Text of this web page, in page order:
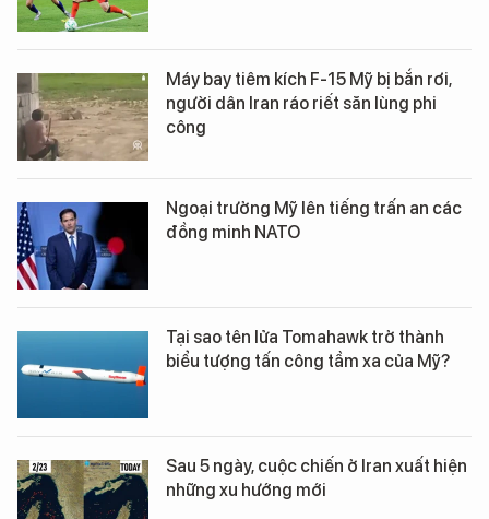
Máy bay tiêm kích F-15 Mỹ bị bắn rơi,
người dân Iran ráo riết săn lùng phi
công
Ngoại trưởng Mỹ lên tiếng trấn an các
đồng minh NATO
Tại sao tên lửa Tomahawk trở thành
biểu tượng tấn công tầm xa của Mỹ?
Sau 5 ngày, cuộc chiến ở Iran xuất hiện
những xu hướng mới